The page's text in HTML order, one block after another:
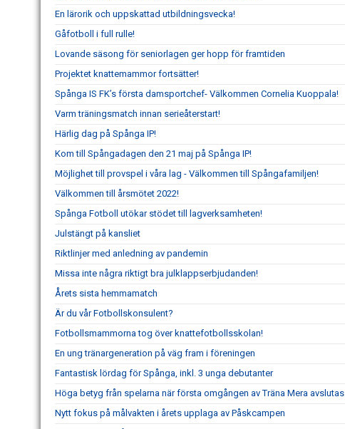
En lärorik och uppskattad utbildningsvecka!
Gåfotboll i full rulle!
Lovande säsong för seniorlagen ger hopp för framtiden
Projektet knattemammor fortsätter!
Spånga IS FK’s första damsportchef- Välkommen Cornelia Kuoppala!
Varm träningsmatch innan serieåterstart!
Härlig dag på Spånga IP!
Kom till Spångadagen den 21 maj på Spånga IP!
Möjlighet till provspel i våra lag - Välkommen till Spångafamiljen!
Välkommen till årsmötet 2022!
Spånga Fotboll utökar stödet till lagverksamheten!
Julstängt på kansliet
Riktlinjer med anledning av pandemin
Missa inte några riktigt bra julklappserbjudanden!
Årets sista hemmamatch
Är du vår Fotbollskonsulent?
Fotbollsmammorna tog över knattefotbollsskolan!
En ung tränargeneration på väg fram i föreningen
Fantastisk lördag för Spånga, inkl. 3 unga debutanter
Höga betyg från spelarna när första omgången av Träna Mera avslutas
Nytt fokus på målvakten i årets upplaga av Påskcampen